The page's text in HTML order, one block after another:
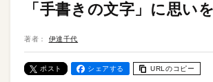
「手書きの文字」に思い
著者： 伊達千代
ポスト シェアする URLのコピー